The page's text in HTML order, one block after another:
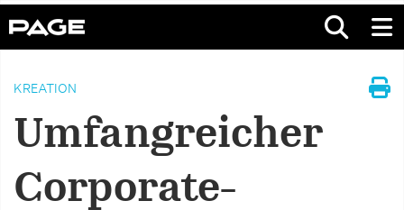
KREATION
Umfangreicher
Corporate-